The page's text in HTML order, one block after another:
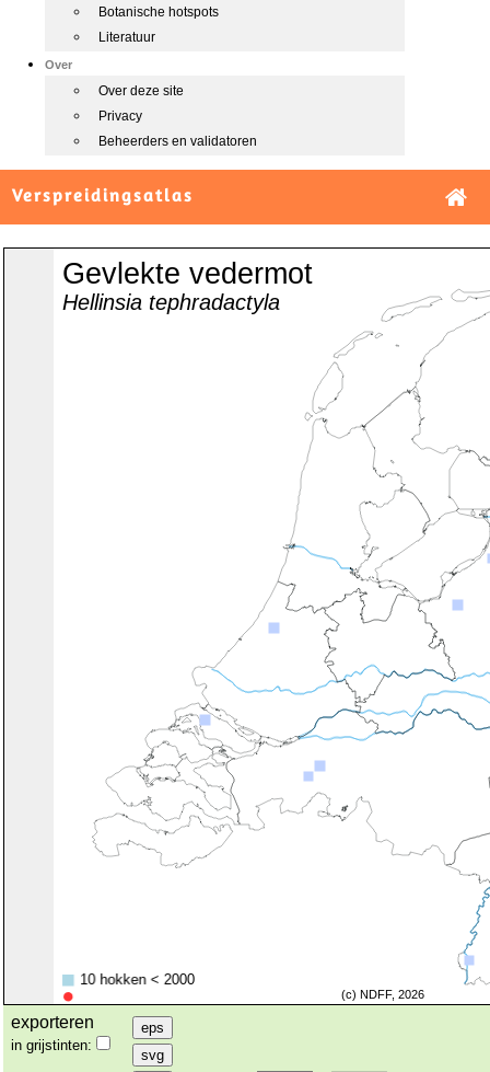
Botanische hotspots
Literatuur
Over
Over deze site
Privacy
Beheerders en validatoren
Verspreidingsatlas